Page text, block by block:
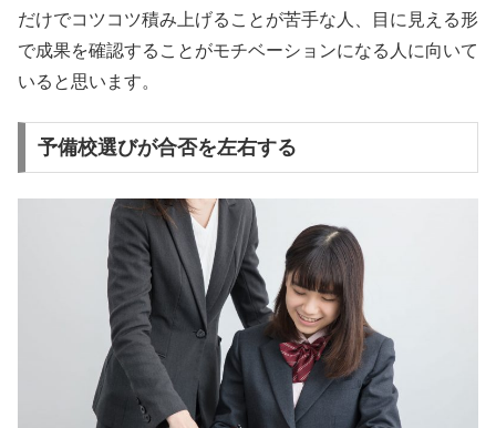
だけでコツコツ積み上げることが苦手な人、目に見える形
で成果を確認することがモチベーションになる人に向いて
いると思います。
予備校選びが合否を左右する